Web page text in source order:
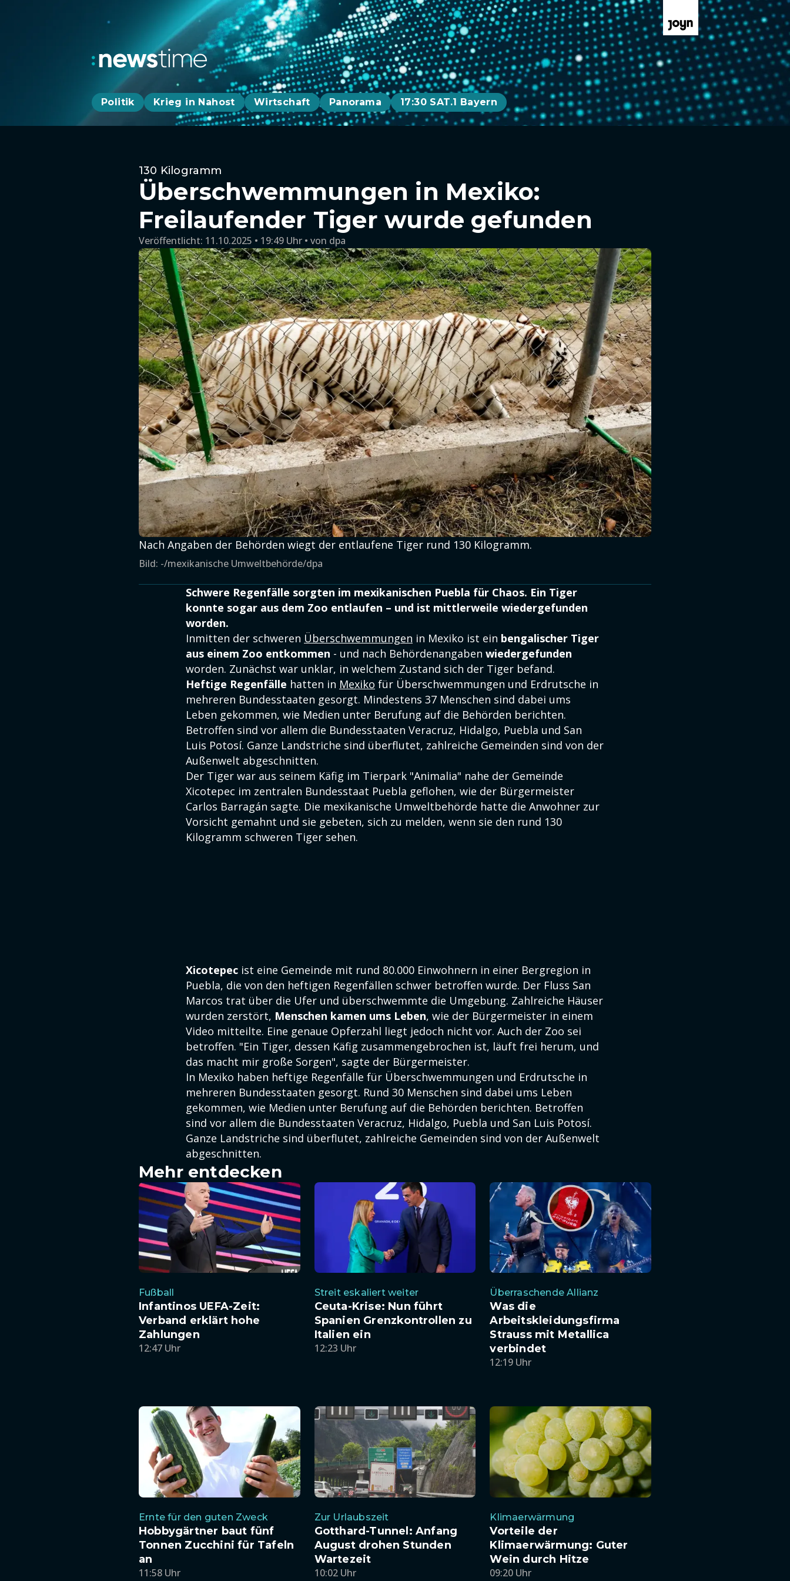
Politik Krieg in Nahost Wirtschaft Panorama 17:30 SAT.1 Bayern
130 Kilogramm
Überschwemmungen in Mexiko:
Freilaufender Tiger wurde gefunden
Veröffentlicht: 11.10.2025 • 19:49 Uhr von dpa
Nach Angaben der Behörden wiegt der entlaufene Tiger rund 130 Kilogramm.
Bild: -/mexikanische Umweltbehörde/dpa
Schwere Regenfälle sorgten im mexikanischen Puebla für Chaos. Ein Tiger
konnte sogar aus dem Zoo entlaufen – und ist mittlerweile wiedergefunden
worden.
Inmitten der schweren Überschwemmungen in Mexiko ist ein bengalischer Tiger
aus einem Zoo entkommen - und nach Behördenangaben wiedergefunden
worden. Zunächst war unklar, in welchem Zustand sich der Tiger befand.
Heftige Regenfälle hatten in Mexiko für Überschwemmungen und Erdrutsche in
mehreren Bundesstaaten gesorgt. Mindestens 37 Menschen sind dabei ums
Leben gekommen, wie Medien unter Berufung auf die Behörden berichten.
Betroffen sind vor allem die Bundesstaaten Veracruz, Hidalgo, Puebla und San
Luis Potosí. Ganze Landstriche sind überflutet, zahlreiche Gemeinden sind von der
Außenwelt abgeschnitten.
Der Tiger war aus seinem Käfig im Tierpark "Animalia" nahe der Gemeinde
Xicotepec im zentralen Bundesstaat Puebla geflohen, wie der Bürgermeister
Carlos Barragán sagte. Die mexikanische Umweltbehörde hatte die Anwohner zur
Vorsicht gemahnt und sie gebeten, sich zu melden, wenn sie den rund 130
Kilogramm schweren Tiger sehen.
Xicotepec ist eine Gemeinde mit rund 80.000 Einwohnern in einer Bergregion in
Puebla, die von den heftigen Regenfällen schwer betroffen wurde. Der Fluss San
Marcos trat über die Ufer und überschwemmte die Umgebung. Zahlreiche Häuser
wurden zerstört, Menschen kamen ums Leben, wie der Bürgermeister in einem
Video mitteilte. Eine genaue Opferzahl liegt jedoch nicht vor. Auch der Zoo sei
betroffen. "Ein Tiger, dessen Käfig zusammengebrochen ist, läuft frei herum, und
das macht mir große Sorgen", sagte der Bürgermeister.
In Mexiko haben heftige Regenfälle für Überschwemmungen und Erdrutsche in
mehreren Bundesstaaten gesorgt. Rund 30 Menschen sind dabei ums Leben
gekommen, wie Medien unter Berufung auf die Behörden berichten. Betroffen
sind vor allem die Bundesstaaten Veracruz, Hidalgo, Puebla und San Luis Potosí.
Ganze Landstriche sind überflutet, zahlreiche Gemeinden sind von der Außenwelt
abgeschnitten.
Mehr entdecken
Fußball
Infantinos UEFA-Zeit:
Verband erklärt hohe
Zahlungen
12:47 Uhr
Streit eskaliert weiter
Ceuta-Krise: Nun führt
Spanien Grenzkontrollen zu
Italien ein
12:23 Uhr
Überraschende Allianz
Was die
Arbeitskleidungsfirma
Strauss mit Metallica
verbindet
12:19 Uhr
Ernte für den guten Zweck
Hobbygärtner baut fünf
Tonnen Zucchini für Tafeln
an
11:58 Uhr
Zur Urlaubszeit
Gotthard-Tunnel: Anfang
August drohen Stunden
Wartezeit
10:02 Uhr
Klimaerwärmung
Vorteile der
Klimaerwärmung: Guter
Wein durch Hitze
09:20 Uhr